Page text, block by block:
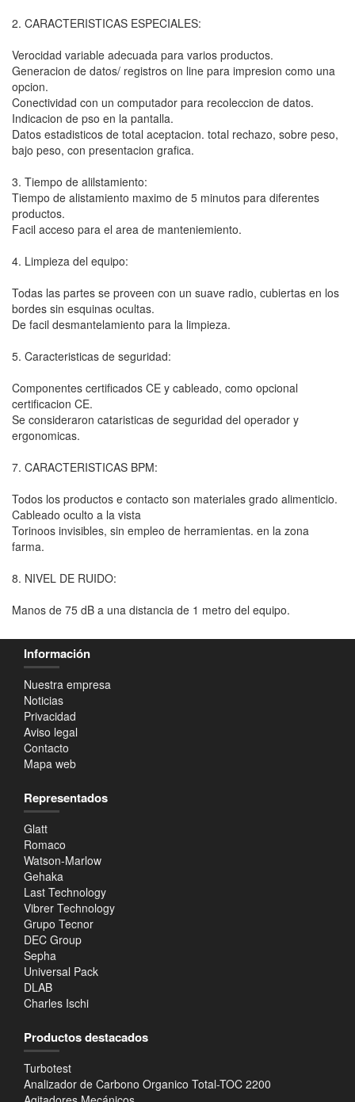
2. CARACTERISTICAS ESPECIALES:
Verocidad variable adecuada para varios productos.
Generacion de datos/ registros on line para impresion como una
opcion.
Conectividad con un computador para recoleccion de datos.
Indicacion de pso en la pantalla.
Datos estadisticos de total aceptacion. total rechazo, sobre peso,
bajo peso, con presentacion grafica.
3. Tiempo de alilstamiento:
Tiempo de alistamiento maximo de 5 minutos para diferentes
productos.
Facil acceso para el area de manteniemiento.
4. Limpieza del equipo:
Todas las partes se proveen con un suave radio, cubiertas en los
bordes sin esquinas ocultas.
De facil desmantelamiento para la limpieza.
5. Caracteristicas de seguridad:
Componentes certificados CE y cableado, como opcional
certificacion CE.
Se consideraron cataristicas de seguridad del operador y
ergonomicas.
7. CARACTERISTICAS BPM:
Todos los productos e contacto son materiales grado alimenticio.
Cableado oculto a la vista
Torinoos invisibles, sin empleo de herramientas. en la zona
farma.
8. NIVEL DE RUIDO:
Manos de 75 dB a una distancia de 1 metro del equipo.
Información
Nuestra empresa
Noticias
Privacidad
Aviso legal
Contacto
Mapa web
Representados
Glatt
Romaco
Watson-Marlow
Gehaka
Last Technology
Vibrer Technology
Grupo Tecnor
DEC Group
Sepha
Universal Pack
DLAB
Charles Ischi
Productos destacados
Turbotest
Analizador de Carbono Organico Total-TOC 2200